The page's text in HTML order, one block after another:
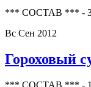
*** СОСТАВ *** - 3
Вс Сен 2012
Гороховый
*** СОСТАВ *** - 1